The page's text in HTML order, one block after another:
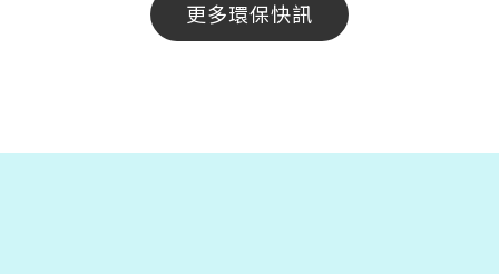
更多環保快訊